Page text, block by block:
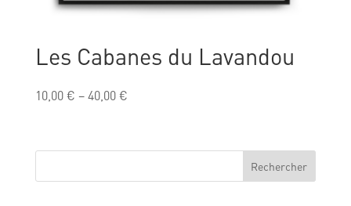
Les Cabanes du Lavandou
10,00€ –40,00€
Rechercher